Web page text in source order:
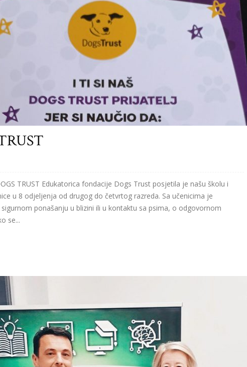
TRUST Edukatorica fondacije Dogs Trust posjetila je našu školu i
u 8 odjeljenja od drugog do četvrtog razreda. Sa učenicima je
ponašanju u blizini ili u kontaktu sa psima, o odgovornom
se...